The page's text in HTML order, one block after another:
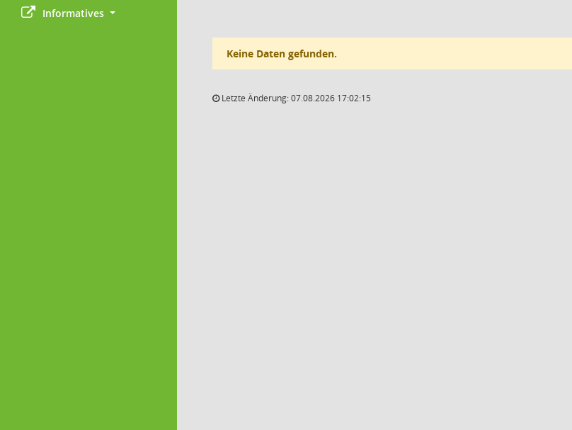
Informatives
Keine Daten gefunden.
Letzte Änderung: 07.08.2026 17:02:15